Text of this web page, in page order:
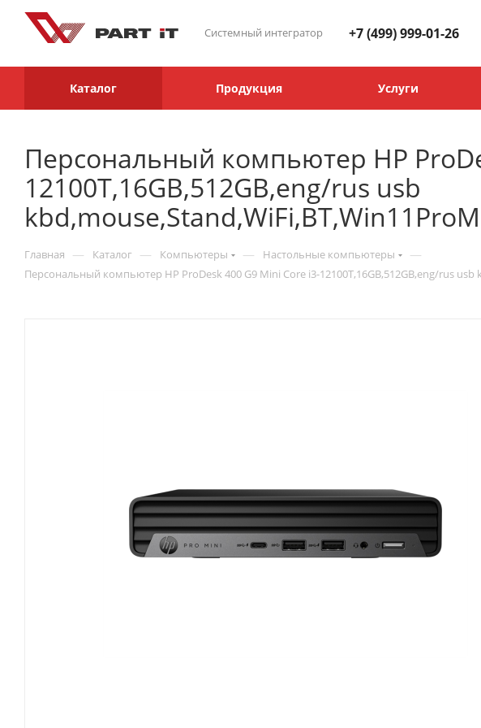
Системный интегратор +7 (499) 999-01-26
Каталог Продукция Услуги
Персональный компьютер HP
12100T,16GB,512GB,eng/rus usb
Главная — Каталог — Компьютеры — Настольные компьютеры —
Персональный компьютер HP ProDesk 400 G9 Mini Core i3-12100T,16GB,512GB,eng/rus